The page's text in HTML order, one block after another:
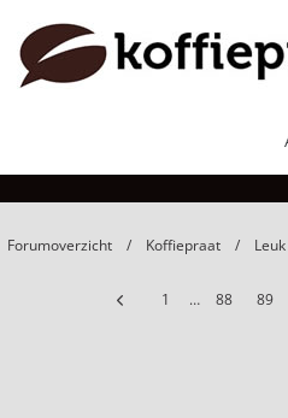
Koffie in de krant of
Forumoverzicht Koffiepraat
1 … 88 89